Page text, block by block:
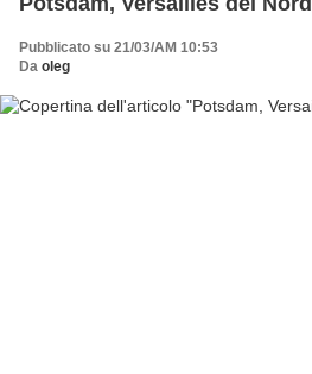
Pubblicato su 21/03/AM 10:53
Da oleg